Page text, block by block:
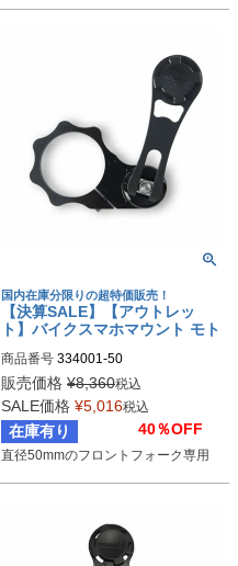
国内在庫分限りの超特価販売！
【決算SALE】【アウトレッ
ト】バイクスマホマウント モト
プタイプ ROKFORM
商品番号 334001-50
販売価格 ¥8,360税込
SALE価格 ¥5,016税込
在庫有り 40％OFF
直径50mmのフロントフォーク専用